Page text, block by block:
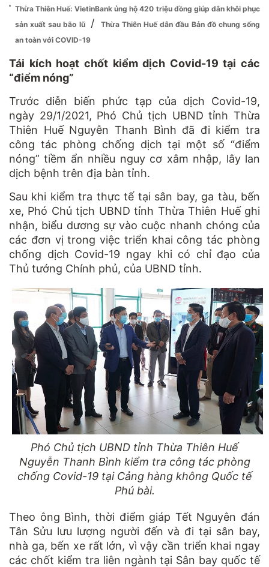
Thừa Thiên Huế: VietinBank ủng hộ 420 triệu đồng giúp dân khôi phục
sản xuất sau bão lũ
/
Thừa Thiên Huế dẫn đầu Bản đồ chung sống
an toàn với COVID-19
Tái kích hoạt chốt kiểm dịch Covid-19 tại các
“điểm nóng”
Trước diễn biến phức tạp của dịch Covid-19,
ngày 29/1/2021, Phó Chủ tịch UBND tỉnh Thừa
Thiên Huế Nguyễn Thanh Bình đã đi kiểm tra
công tác phòng chống dịch tại một số “điểm
nóng” tiềm ẩn nhiều nguy cơ xâm nhập, lây lan
dịch bệnh trên địa bàn tỉnh.
Sau khi kiểm tra thực tế tại sân bay, ga tàu, bến
xe, Phó Chủ tịch UBND tỉnh Thừa Thiên Huế ghi
nhận, biểu dương sự vào cuộc nhanh chóng của
các đơn vị trong việc triển khai công tác phòng
chống dịch Covid-19 ngay khi có chỉ đạo của
Thủ tướng Chính phủ, của UBND tỉnh.
Phó Chủ tịch UBND tỉnh Thừa Thiên Huế
Nguyễn Thanh Bình kiểm tra công tác phòng
chống Covid-19 tại Cảng hàng không Quốc tế
Phú bài.
Theo ông Bình, thời điểm giáp Tết Nguyên đán
Tân Sửu lưu lượng người đến và đi tại sân bay,
nhà ga, bến xe rất lớn, vì vậy cần triển khai ngay
các chốt kiểm tra liên ngành tại Sân bay quốc tế